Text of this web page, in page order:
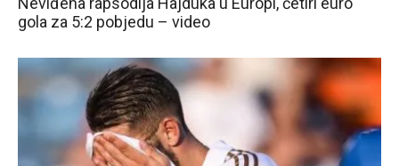
gola za 5:2 pobjedu – video